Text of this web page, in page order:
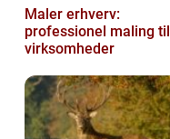
Maler erhverv:
professionel maling til
virksomheder